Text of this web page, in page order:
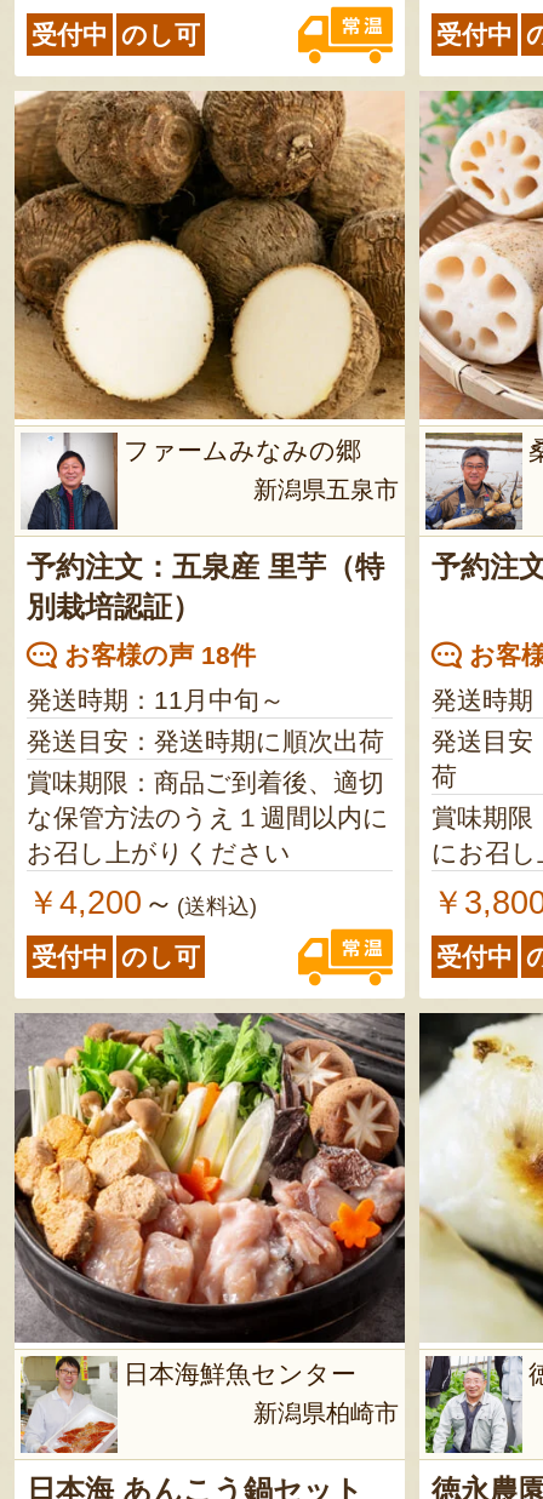
受付中 のし可 受付中
ファームみなみの郷
新潟県五泉市
予約注文：五泉産 里芋（特
別栽培認証）
お客様の声 18件
発送時期：11月中旬～
発送目安：発送時期に順次出荷
賞味期限：商品ご到着後、適切
な保管方法のうえ１週間以内に
お召し上がりください
￥4,200 ～ (送料込)
受付中 のし可
予約注
お客
発送時期
発送目安
荷
賞味期限
にお召
￥
受付中
日本海鮮魚センター
新潟県柏崎市
日本海 あんこう鍋セット
徳永農